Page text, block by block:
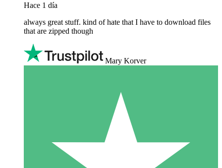
Hace 1 día
always great stuff. kind of hate that I have to download files
that are zipped though
Mary Korver